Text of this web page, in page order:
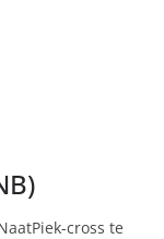
cross te